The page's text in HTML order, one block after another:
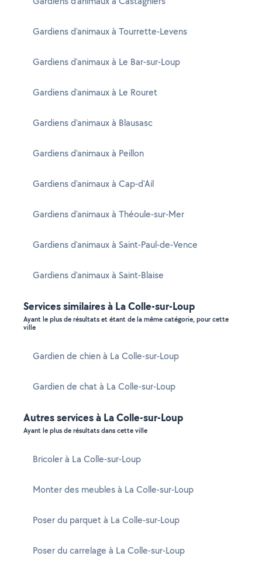
Gardiens d'animaux à Tourrette-Levens
Gardiens d'animaux à Le Bar-sur-Loup
Gardiens d'animaux à Le Rouret
Gardiens d'animaux à Blausasc
Gardiens d'animaux à Peillon
Gardiens d'animaux à Cap-d'Ail
Gardiens d'animaux à Théoule-sur-Mer
Gardiens d'animaux à Saint-Paul-de-Vence
Gardiens d'animaux à Saint-Blaise
Services similaires à La Colle-sur-Loup
Ayant le plus de résultats et étant de la même catégorie, pour cette
ville
Gardien de chien à La Colle-sur-Loup
Gardien de chat à La Colle-sur-Loup
Autres services à La Colle-sur-Loup
Ayant le plus de résultats dans cette ville
Bricoler à La Colle-sur-Loup
Monter des meubles à La Colle-sur-Loup
Poser du parquet à La Colle-sur-Loup
Poser du carrelage à La Colle-sur-Loup